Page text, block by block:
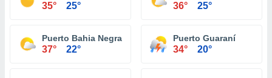
35° 25° 36° 25°
Puerto Bahia Negra
37° 22°
Puerto Guaraní
34° 20°